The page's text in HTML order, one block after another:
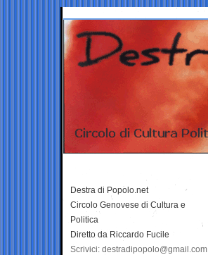
Destra di Popolo.net
Circolo Genovese di Cultura e
Politica
Diretto da Riccardo Fucile
Scrivici: destradipopolo@gmail.com